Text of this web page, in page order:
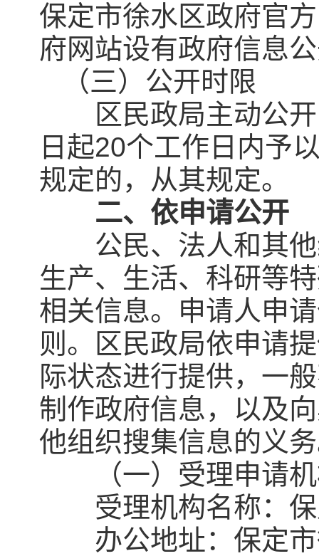
保定市徐水区政府官
府网站设有政府信息
（三）公开时限
区民政局主动公开
日起20个工作日内予
规定的，从其规定。
二、依申请公开
公民、法人和其他
生产、生活、科研等
相关信息。申请人申
则。区民政局依申请
际状态进行提供，一
制作政府信息，以及
他组织搜集信息的义
（一）受理申请机
受理机构名称：保
办公地址：保定市